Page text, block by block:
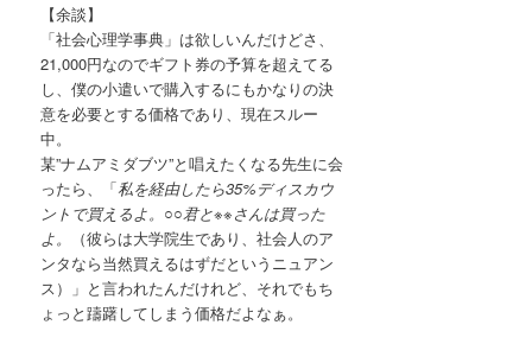
【余談】
「社会心理学事典」は欲しいんだけどさ、
21,000円なのでギフト券の予算を超えてる
し、僕の小遣いで購入するにもかなりの決
意を必要とする価格であり、現在スルー
中。
某”ナムアミダブツ”と唱えたくなる先生に会
ったら、「私を経由したら35%ディスカウ
ントで買えるよ。○○君と※※さんは買った
よ。
（彼らは大学院生であり、社会人のア
ンタなら当然買えるはずだというニュアン
ス）」と言われたんだけれど、それでもち
ょっと躊躇してしまう価格だよなぁ。